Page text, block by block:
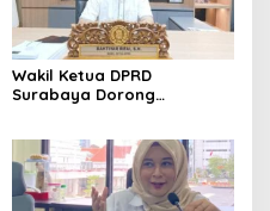
Wakil Ketua DPRD
Surabaya Dorong